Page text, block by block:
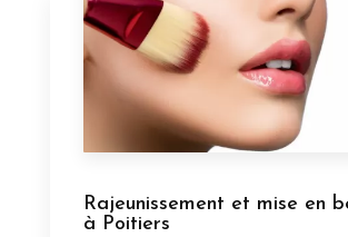
Rajeunissement et mise en
à Poitiers